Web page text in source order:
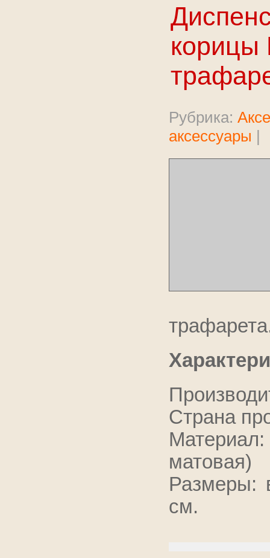
Рубрика:
аксессуары |
Страна
матовая)
Размеры:
см.